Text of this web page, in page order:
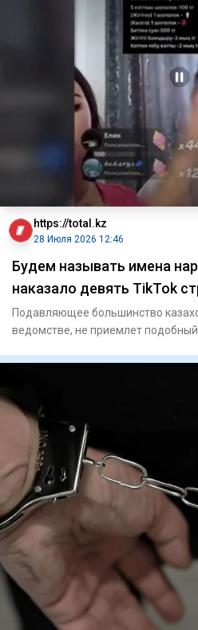
https://total.kz
28 Июля 2026 12:46
Будем называть имена
наказало девять TikTok
Подавляющее большинство
ведомстве, не приемлет